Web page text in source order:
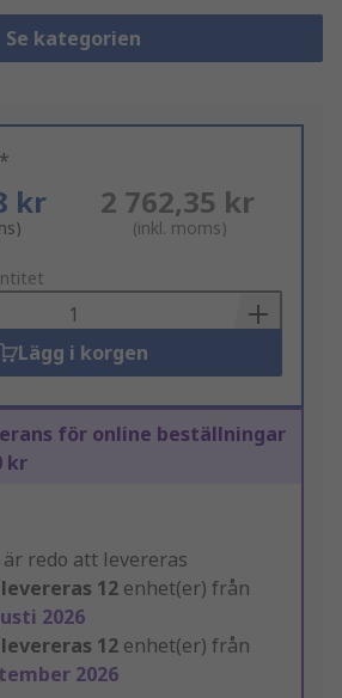
Se kategorien
kr 2 762,35 kr
(inkl. moms)
Lägg i korgen
för online beställningar
kr
redo att levereras
12 enhet(er) från
2026
12 enhet(er) från
2026